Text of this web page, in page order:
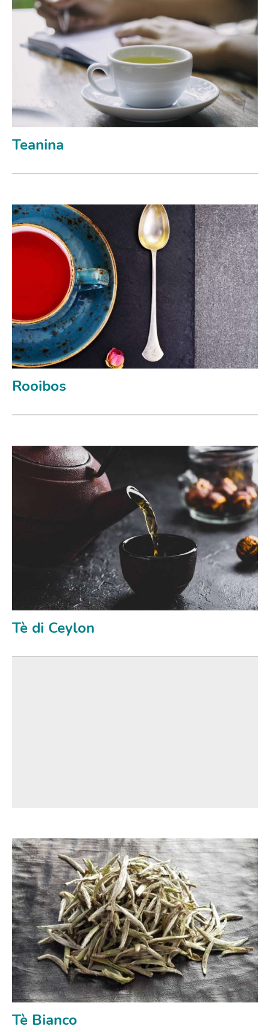
Teanina
Rooibos
Tè di Ceylon
Tè Bianco